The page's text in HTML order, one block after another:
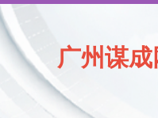
广州谋